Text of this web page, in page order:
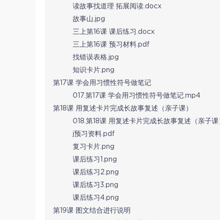
读故事找道理 拓展阅读.docx
故事山.jpg
三上第16课 课后练习.docx
三上第16课 预习材料.pdf
找错误表格.jpg
知识卡片.png
第17课 学会用习惯性符号做笔记
017.第17课 学会用习惯性符号做笔记.mp4
第18课 用复述卡片完成长故事复述（亲子课）
018.第18课 用复述卡片完成长故事复述（亲子
j预习资料.pdf
复习卡片.png
课后练习1.png
课后练习2.png
课后练习3.png
课后练习4.png
第19课 图文结合进行说明